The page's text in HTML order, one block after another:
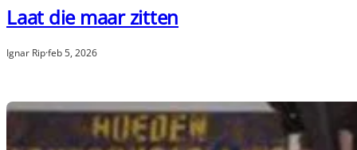
Laat die maar zitten
Ignar Rip·feb 5, 2026